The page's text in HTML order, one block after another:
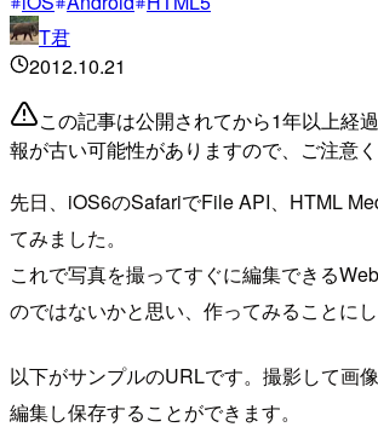
T君
2012.10.21
この記事は公開されてから1年以上経
報が古い可能性がありますので、ご注意く
先日、iOS6のSafariでFile API、HTML
てみました。
これで写真を撮ってすぐに編集できる
のではないかと思い、作ってみることにし
以下がサンプルのURLです。撮影して画
編集し保存することができます。